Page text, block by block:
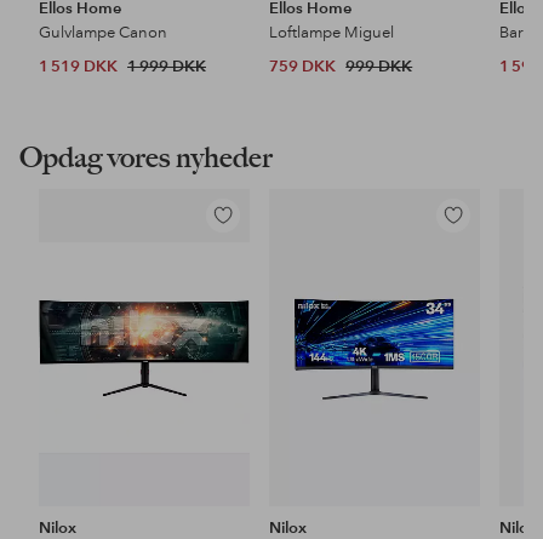
Ellos Home
Gulvlampe Canon
1 519 DKK 1 999 DKK
Ellos Home
Loftlampe Miguel
759 DKK 999 DKK
Ellos
1
Opdag vores nyheder
Tilføj
Nilox
Tilføj
Nilox
Nilox